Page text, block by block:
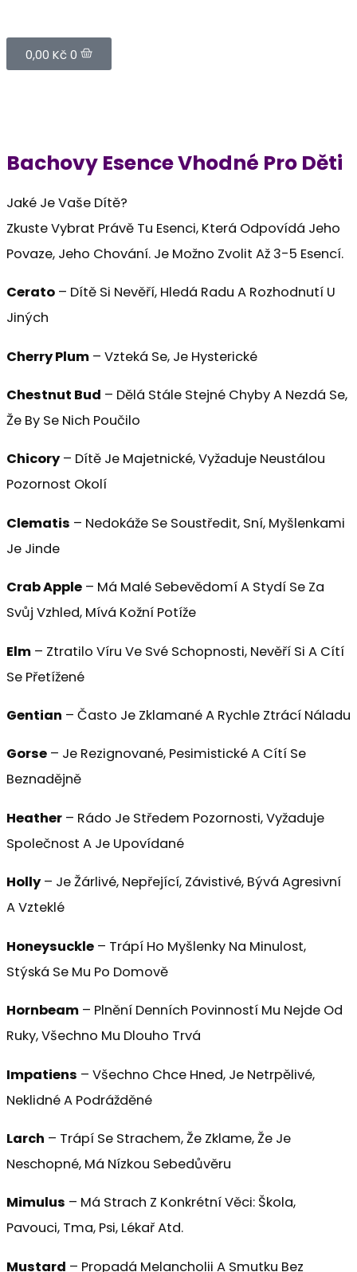
0,00 Kč0
Cart
Bachovy Esence Vhodné Pro Děti
Jaké Je Vaše Dítě?
Zkuste Vybrat Právě Tu Esenci, Která Odpovídá Jeho
Povaze, Jeho Chování. Je Možno Zvolit Až 3-5 Esencí.
Cerato – Dítě Si Nevěří, Hledá Radu A Rozhodnutí U
Jiných
Cherry Plum – Vzteká Se, Je Hysterické
Chestnut Bud – Dělá Stále Stejné Chyby A Nezdá Se,
Že By Se Nich Poučilo
Chicory– Dítě Je Majetnické, Vyžaduje Neustálou
Pozornost Okolí
Clematis – Nedokáže Se Soustředit, Sní, Myšlenkami
Je Jinde
Crab Apple – Má Malé Sebevědomí A Stydí Se Za
Svůj Vzhled, Mívá Kožní Potíže
Elm – Ztratilo Víru Ve Své Schopnosti, Nevěří Si A Cítí
Se Přetížené
Gentian – Často Je Zklamané A Rychle Ztrácí Náladu
Gorse – Je Rezignované, Pesimistické A Cítí Se
Beznadějně
Heather – Rádo Je Středem Pozornosti, Vyžaduje
Společnost A Je Upovídané
Holly– Je Žárlivé, Nepřející, Závistivé, Bývá Agresivní
A Vzteklé
Honeysuckle – Trápí Ho Myšlenky Na Minulost,
Stýská Se Mu Po Domově
Hornbeam – Plnění Denních Povinností Mu Nejde Od
Ruky, Všechno Mu Dlouho Trvá
Impatiens – Všechno Chce Hned, Je Netrpělivé,
Neklidné A Podrážděné
Larch – Trápí Se Strachem, Že Zklame, Že Je
Neschopné, Má Nízkou Sebedůvěru
Mimulus – Má Strach Z Konkrétní Věci: Škola,
Pavouci, Tma, Psi, Lékař Atd.
Mustard – Propadá Melancholii A Smutku Bez